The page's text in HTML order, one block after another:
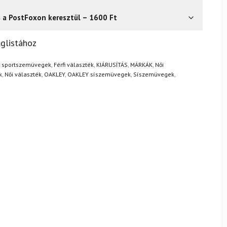
a PostFoxon keresztül – 1600 Ft
gond – a terméket egyszerűen visszaküldheti 14
sportszemüvegek, Férfi választék, KIÁRUSÍTÁS MÁRKÁK, Női
, Női választék, OAKLEY, OAKLEY síszemüvegek, Síszemüvegek,